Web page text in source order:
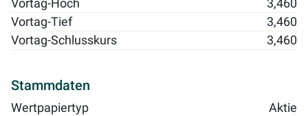
Vortag-Hoch
3,460
Vortag-Tief
3,460
Vortag-Schlusskurs
3,460
Stammdaten
Wertpapiertyp
Aktie